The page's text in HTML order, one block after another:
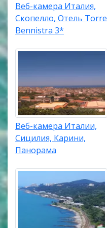
Веб-камера Италия,
Скопелло, Отель Torre
Bennistra 3*
Веб-камера Италии,
Сицилия, Карини,
Панорама